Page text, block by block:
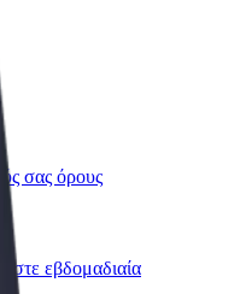
σας όρους
εβδομαδιαία